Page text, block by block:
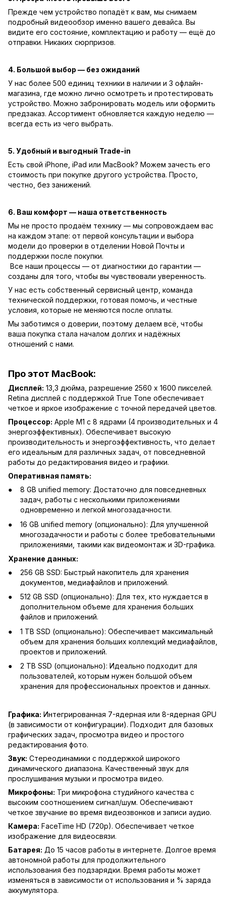
Прежде чем устройство попадёт к вам, мы снимаем
подробный видеообзор именно вашего девайса. Вы
видите его состояние, комплектацию и работу — ещё до
отправки. Никаких сюрпризов.
4. Большой выбор — без ожиданий
У нас более 500 единиц техники в наличии и 3 офлайн-
магазина, где можно лично осмотреть и протестировать
устройство. Можно забронировать модель или оформить
предзаказ. Ассортимент обновляется каждую неделю —
всегда есть из чего выбрать.
5. Удобный и выгодный Trade-in
Есть свой iPhone, iPad или MacBook? Можем зачесть его
стоимость при покупке другого устройства. Просто,
честно, без занижений.
6. Ваш комфорт — наша ответственность
Мы не просто продаём технику — мы сопровождаем вас
на каждом этапе: от первой консультации и выбора
модели до проверки в отделении Новой Почты и
поддержки после покупки.
Все наши процессы — от диагностики до гарантии —
созданы для того, чтобы вы чувствовали уверенность.
У нас есть собственный сервисный центр, команда
технической поддержки, готовая помочь, и честные
условия, которые не меняются после оплаты.
Мы заботимся о доверии, поэтому делаем всё, чтобы
ваша покупка стала началом долгих и надёжных
отношений с нами.
Про этот MacBook:
Дисплей: 13,3 дюйма, разрешение 2560 x 1600 пикселей.
Retina дисплей с поддержкой True Tone обеспечивает
четкое и яркое изображение с точной передачей цветов.
Процессор: Apple M1 с 8 ядрами (4 производительных и 4
энергоэффективных). Обеспечивает высокую
производительность и энергоэффективность, что делает
его идеальным для различных задач, от повседневной
работы до редактирования видео и графики.
Оперативная память:
8 GB unified memory: Достаточно для повседневных
задач, работы с несколькими приложениями
одновременно и легкой многозадачности.
16 GB unified memory (опционально): Для улучшенной
многозадачности и работы с более требовательными
приложениями, такими как видеомонтаж и 3D-графика.
Хранение данных:
256 GB SSD: Быстрый накопитель для хранения
документов, медиафайлов и приложений.
512 GB SSD (опционально): Для тех, кто нуждается в
дополнительном объеме для хранения больших
файлов и приложений.
1 TB SSD (опционально): Обеспечивает максимальный
объем для хранения больших коллекций медиафайлов,
проектов и приложений.
2 TB SSD (опционально): Идеально подходит для
пользователей, которым нужен большой объем
хранения для профессиональных проектов и данных.
Графика: Интегрированная 7-ядерная или 8-ядерная GPU
(в зависимости от конфигурации). Подходит для базовых
графических задач, просмотра видео и простого
редактирования фото.
Звук: Стереодинамики с поддержкой широкого
динамического диапазона. Качественный звук для
прослушивания музыки и просмотра видео.
Микрофоны: Три микрофона студийного качества с
высоким соотношением сигнал/шум. Обеспечивают
четкое звучание во время видеозвонков и записи аудио.
Камера: FaceTime HD (720p). Обеспечивает четкое
изображение для видеосвязи.
Батарея: До 15 часов работы в интернете. Долгое время
автономной работы для продолжительного
использования без подзарядки. Время работы может
изменяться в зависимости от использования и % заряда
аккумулятора.